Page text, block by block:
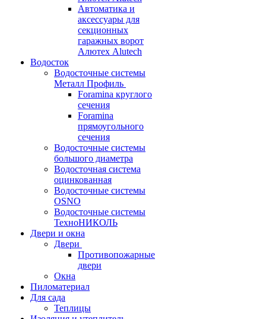
Автоматика и
аксессуары для
секционных
гаражных ворот
Алютех Alutech
Водосток
Водосточные системы
Металл Профиль
Foramina круглого
сечения
Foramina
прямоугольного
сечения
Водосточные системы
большого диаметра
Водосточная система
оцинкованная
Водосточные системы
OSNO
Водосточные системы
ТехноНИКОЛЬ
Двери и окна
Двери
Противопожарные
двери
Окна
Пиломатериал
Для сада
Теплицы